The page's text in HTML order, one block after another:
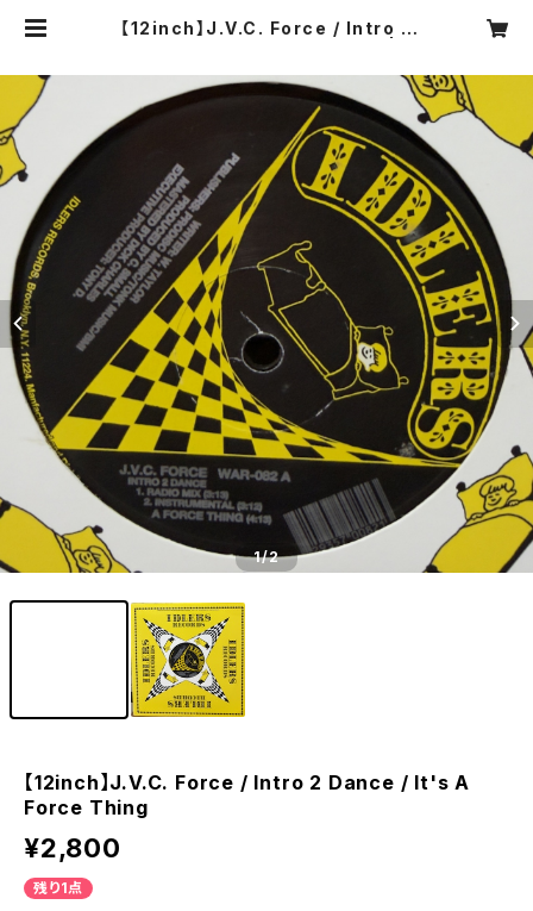
【12inch】J.V.C. Force / Intro 2
1/2
【12inch】J.V.C. Force / Intro 2 Dance / It's A
Force Thing
¥2,800
残り1点